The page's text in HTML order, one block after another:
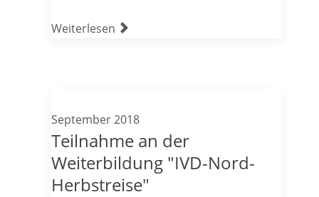
Weiterlesen
September 2018
Teilnahme an der
Weiterbildung "IVD-Nord-
Herbstreise"